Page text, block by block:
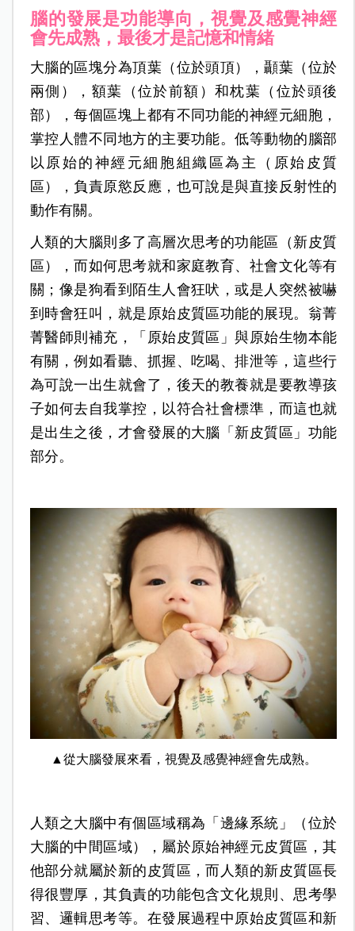
腦的發展是功能導向，視覺及感覺神經
會先成熟，最後才是記憶和情緒
大腦的區塊分為頂葉（位於頭頂），顳葉（位於
兩側），額葉（位於前額）和枕葉（位於頭後
部），每個區塊上都有不同功能的神經元細胞，
掌控人體不同地方的主要功能。低等動物的腦部
以原始的神經元細胞組織區為主（原始皮質
區），負責原慾反應，也可說是與直接反射性的
動作有關。
人類的大腦則多了高層次思考的功能區（新皮質
區），而如何思考就和家庭教育、社會文化等有
關；像是狗看到陌生人會狂吠，或是人突然被嚇
到時會狂叫，就是原始皮質區功能的展現。翁菁
菁醫師則補充，「原始皮質區」與原始生物本能
有關，例如看聽、抓握、吃喝、排泄等，這些行
為可說一出生就會了，後天的教養就是要教導孩
子如何去自我掌控，以符合社會標準，而這也就
是出生之後，才會發展的大腦「新皮質區」功能
部分。
▲從大腦發展來看，視覺及感覺神經會先成熟。
人類之大腦中有個區域稱為「邊緣系統」（位於
大腦的中間區域），屬於原始神經元皮質區，其
他部分就屬於新的皮質區，而人類的新皮質區長
得很豐厚，其負責的功能包含文化規則、思考學
習、邏輯思考等。在發展過程中原始皮質區和新